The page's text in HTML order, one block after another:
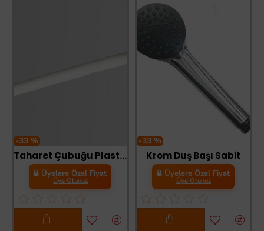
-33 %
Taharet Çubuğu Plastik Başlı Uzun 34 cm
Üyelere Özel Fiyat
Üye Olunuz
-33 %
Krom Duş Başı Sabit
Üyelere Özel Fiyat
Üye Olunuz